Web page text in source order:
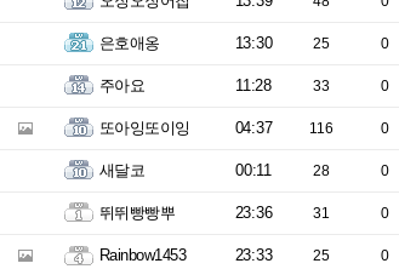
은호애옹 13:30 25 0
주아요 11:28 33 0
또아잉또이잉 04:37 116 0
새달코 00:11 28 0
뛰뛰빵빵뿌 23:36 31 0
Rainbow1453 23:33 25 0